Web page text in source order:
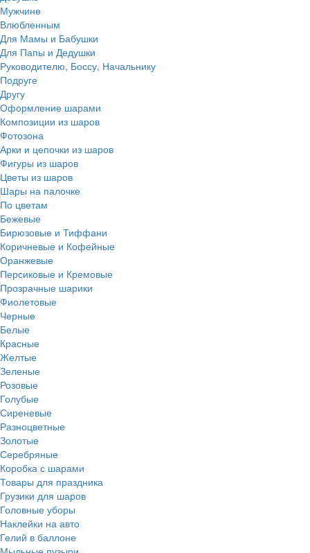
Мужчине
Влюбленным
Для Мамы и Бабушки
Для Папы и Дедушки
Руководителю, Боссу, Начальнику
Подруге
Другу
Оформление шарами
Композиции из шаров
Фотозона
Арки и цепочки из шаров
Фигуры из шаров
Цветы из шаров
Шары на палочке
По цветам
Бежевые
Бирюзовые и Тиффани
Коричневые и Кофейные
Оранжевые
Персиковые и Кремовые
Прозрачные шарики
Фиолетовые
Черные
Белые
Красные
Желтые
Зеленые
Розовые
Голубые
Сиреневые
Разноцветные
Золотые
Серебряные
Коробка с шарами
Товары для праздника
Грузики для шаров
Головные уборы
Наклейки на авто
Гелий в баллоне